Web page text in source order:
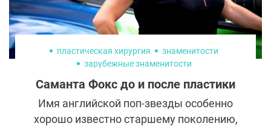
практике импланты не мешают
диагностике, но требуют более
внимательного и осознанного подхода.
пластическая хирургия
знаменитости
зарубежные знаменитости
Саманта Фокс до и после пластики
Имя английской поп-звезды особенно
хорошо известно старшему поколению,